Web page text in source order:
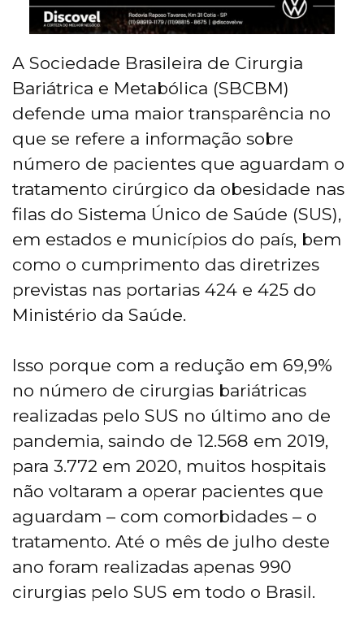
A Sociedade Brasileira de Cirurgia
Bariátrica e Metabólica (SBCBM)
defende uma maior transparência no
que se refere a informação sobre
número de pacientes que aguardam o
tratamento cirúrgico da obesidade nas
filas do Sistema Único de Saúde (SUS),
em estados e municípios do país, bem
como o cumprimento das diretrizes
previstas nas portarias 424 e 425 do
Ministério da Saúde.
Isso porque com a redução em 69,9%
no número de cirurgias bariátricas
realizadas pelo SUS no último ano de
pandemia, saindo de 12.568 em 2019,
para 3.772 em 2020, muitos hospitais
não voltaram a operar pacientes que
aguardam – com comorbidades – o
tratamento. Até o mês de julho deste
ano foram realizadas apenas 990
cirurgias pelo SUS em todo o Brasil.